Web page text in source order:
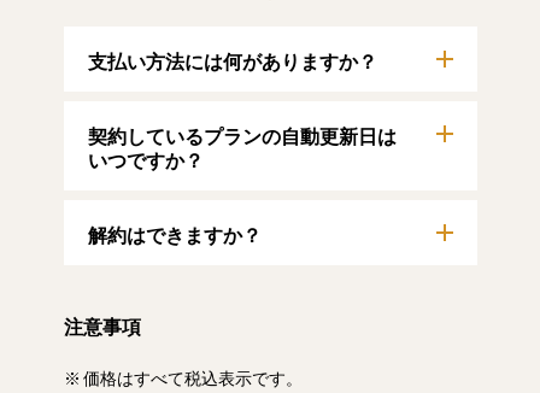
支払い方法には何がありますか？
す。
【クレジットカード】
契約しているプランの自動更新日は
いつですか？
ンのご利用期間は、マイページにてご確認い
解約はできますか？
事をお読みいただけます。なお、日割り清算
注意事項
価格はすべて税込表示です。